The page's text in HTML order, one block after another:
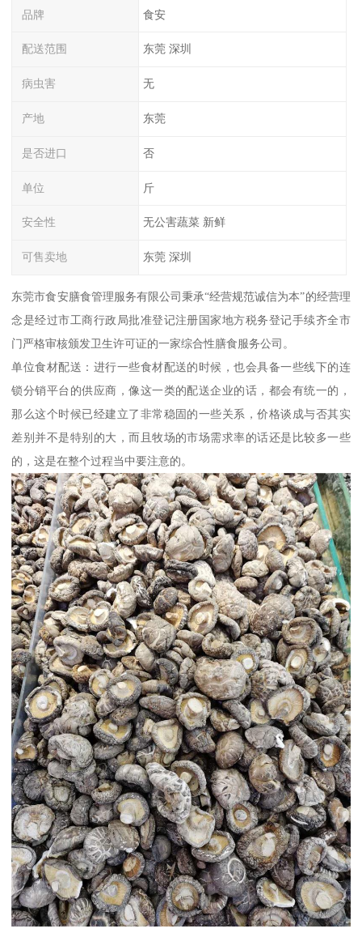
品牌 食安
配送范围 东莞 深圳
病虫害 无
产地 东莞
是否进口 否
单位 斤
安全性 无公害蔬菜 新鲜
可售卖地 东莞 深圳
东莞市食安膳食管理服务有限公司秉承“经营规范诚信为本”的经营理
念是经过市工商行政局批准登记注册国家地方税务登记手续齐全市
门严格审核颁发卫生许可证的一家综合性膳食服务公司。
单位食材配送：进行一些食材配送的时候，也会具备一些线下的连
锁分销平台的供应商，像这一类的配送企业的话，都会有统一的，
那么这个时候已经建立了非常稳固的一些关系，价格谈成与否其实
差别并不是特别的大，而且牧场的市场需求率的话还是比较多一些
的，这是在整个过程当中要注意的。